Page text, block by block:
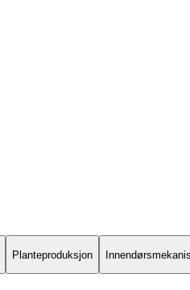
Planteproduksjon